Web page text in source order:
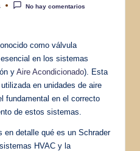
No hay comentarios
como válvula
en los sistemas
y Aire Acondicionado). Esta
en unidades de aire
fundamental en el correcto
de estos sistemas.
en detalle qué es un Schrader
HVAC y la